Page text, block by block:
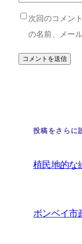
次回のコメン
の名前、メー
投稿をさらに
植民地的な
ボンベイ市